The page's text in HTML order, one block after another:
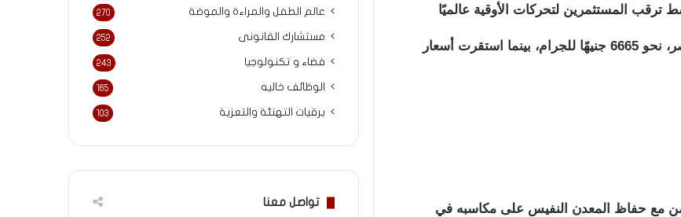
ترقب المستثمرين لتحركات الأوقية عالميًا
وسجل سعر الذهب عيار 21، وهو الأكثر تداولًا في مصر، نحو 6665 جنيهًا للجرام، بينما استقرت أسعار
مع حفاظ المعدن النفيس على مكاسبه في
عالم الطفل والمراءة والموضة 270
مستشارك القانونى 252
فضاء و تكنولوجيا 243
الوظائف خاليه 165
برقيات التهنئة والتعزية 103
تواصل معنا